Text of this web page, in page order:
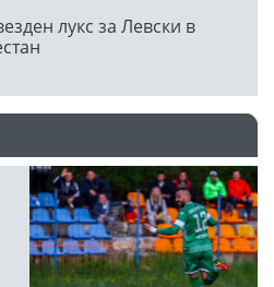
лукс за Левски в